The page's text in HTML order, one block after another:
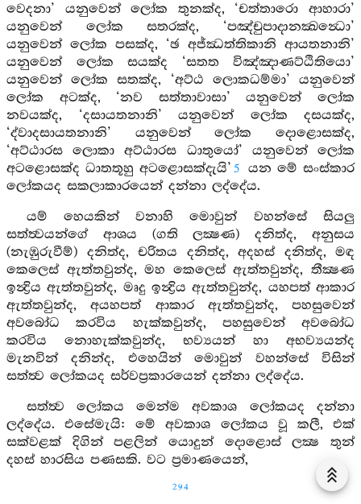
වෙදනා’ යනුවෙන් ලෝක තුනක්ද, ‘චත්තාරො ආහාරා’
යනුවෙන් ලෝක සතරක්ද, ‘පඤ්චුපාදානක්‍ඛන්‍ධො’
යනුවෙන් ලෝක පසක්ද, ‘ඡ අජ්ඣත්තිකානි ආයතනානි’
යනුවෙන් ලෝක සයක්ද ‘සතත විඤ්ඤාණට්ඨිතියො’
යනුවෙන් ලෝක සතක්ද, ‘අට්ඨ ලොකධම්මා’ යනුවෙන්
ලෝක අටක්ද, ‘නව සත්තාවාසා’ යනුවෙන් ලෝක
නවයක්ද, ‘දසායතනානි’ යනුවෙන් ලෝක දසයක්ද,
‘ද්වාදසායතනානි’ යනුවෙන් ලෝක දොළොසක්ද,
‘අට්ඨාරස ලොකා අට්ඨාරස ධාතුයෝ’ යනුවෙන් ලෝක
අටළොසක්ද ධාතතූහු අටළොසක්දැයි’ 5
යන මේ සංස්කාර
ලෝකයද සකලාකාරයෙන් දන්නා ලද්දේය.
යම් හෙයකින් වනාහි මොවුන් වහන්සේ සියලු
සත්ත්‍වයන්ගේ ආශය (ගති ලක්‍ෂණ) දනිත්ද, අනුසය
(නැඹුරුවීම්) දනිත්ද, චරිතය දනිත්ද, අදහස් දනිත්ද, මඳ
කෙලෙස් ඇත්තවුන්ද, මහ කෙලෙස් ඇත්තවුන්ද, තීක්‍ෂණ
ඉන්‍ද්‍රිය ඇත්තවුන්ද, මෘදු ඉන්‍ද්‍රිය ඇත්තවුන්ද, යහපත් ආකාර
ඇත්තවුන්ද, අයහපත් ආකාර ඇත්තවුන්ද, පහසුවෙන්
අවබෝධ කරවිය හැක්කවුන්ද, පහසුවෙන් අවබෝධ
කරවිය නොහැක්කවුන්ද, භව්‍යයන් හා අභව්‍යයන්ද
මැනවින් දනින්ද, එහෙයින් මොවුන් වහන්සේ විසින්
සත්ත්‍ව ලෝකයද සර්වප්‍රකාරයෙන් දන්නා ලද්දේය.
සත්ත්‍ව ලෝකය මෙන්ම අවකාශ ලෝකයද දන්නා
ලද්දේය. එසේමැයි: මේ අවකාශ ලෝකය වූ කලී, එක්
සක්වළක් දිගින් පළලින් යොදුන් දොළොස් ලක්‍ෂ තුන්
දහස් හාරසිය පණසකි. වට ප්‍රමාණයෙන්,
294